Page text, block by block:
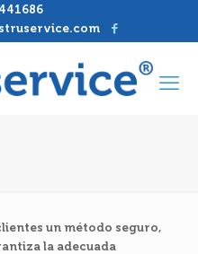
un método seguro,
la adecuada